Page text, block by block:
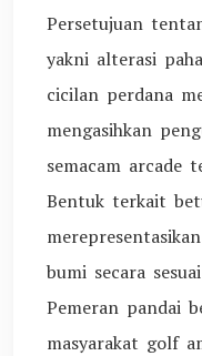
Persetujuan
yakni alterasi
cicilan perdana
mengasihkan
semacam arcade
Bentuk terkait
bumi secara
Pemeran pandai
masyarakat golf